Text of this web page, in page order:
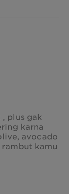
plus gak
karna
avocado
kamu